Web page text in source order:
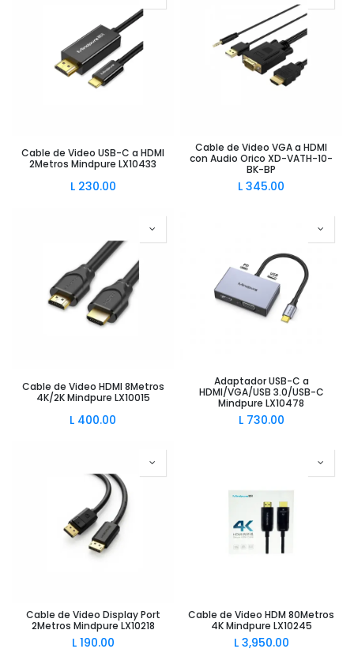
Cable de Video USB-C a HDMI
2Metros Mindpure LX10433
L 230.00
Cable de Video VGA a HDMI
con Audio Orico XD-VATH-10-
BK-BP
L 345.00
Cable de Video HDMI 8Metros
4K/2K Mindpure LX10015
L 400.00
Adaptador USB-C a
HDMI/VGA/USB 3.0/USB-C
Mindpure LX10478
L 730.00
Cable de Video Display Port
2Metros Mindpure LX10218
L 190.00
Cable de Video HDM 80Metros
4K Mindpure LX10245
L 3,950.00